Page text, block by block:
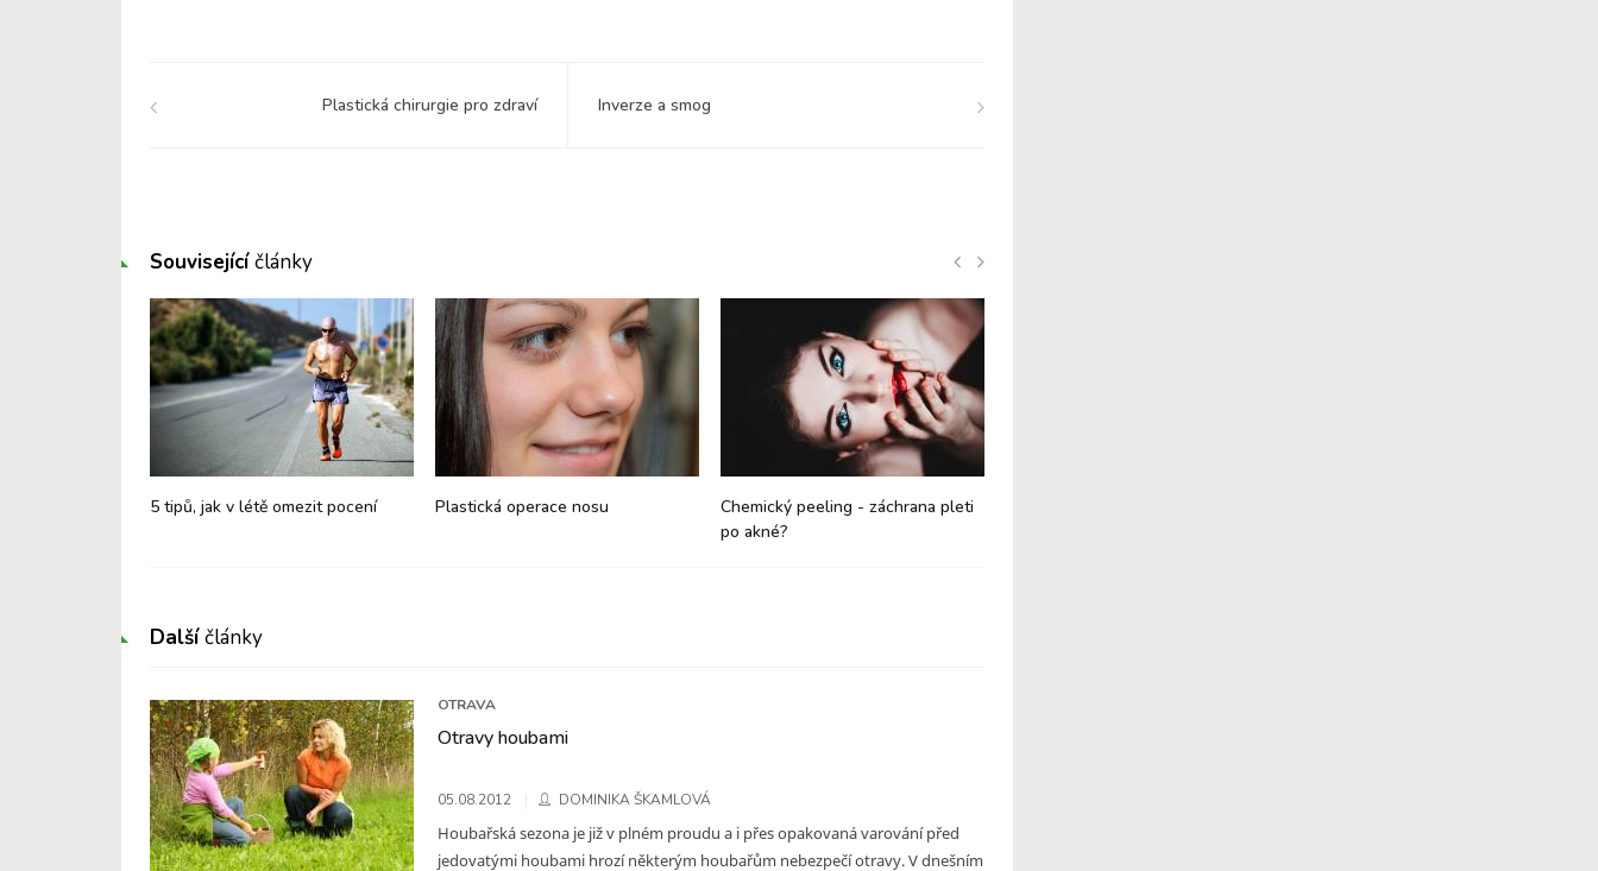
Plastická chirurgie pro zdraví Inverze a smog
Souvisejícíčlánky
5 tipů, jak v létě omezit pocení Plastická operace nosu
Chemický peeling - záchrana pleti
po akné?
Dalšíčlánky
OTRAVA
Otravy houbami
05.08.2012 DOMINIKA ŠKAMLOVÁ
Houbařská sezona je již v plném proudu a i přes opakovaná varování před
jedovatými houbami hrozí některým houbařům nebezpečí otravy. V dnešním